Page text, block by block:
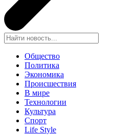
Общество
Политика
Экономика
Происшествия
В мире
Технологии
Культура
Спорт
Life Style